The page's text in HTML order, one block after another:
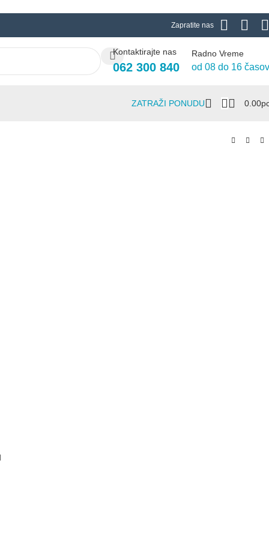
Zapratite nas
Kontaktirajte nas
062 300 840
Radno Vreme
od 08 do 16
ZATRAŽI PONUDU 0.00